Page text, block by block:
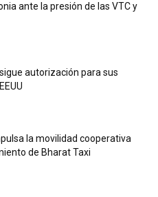
ante la presión de las VTC y
autorización para sus
la movilidad cooperativa
de Bharat Taxi